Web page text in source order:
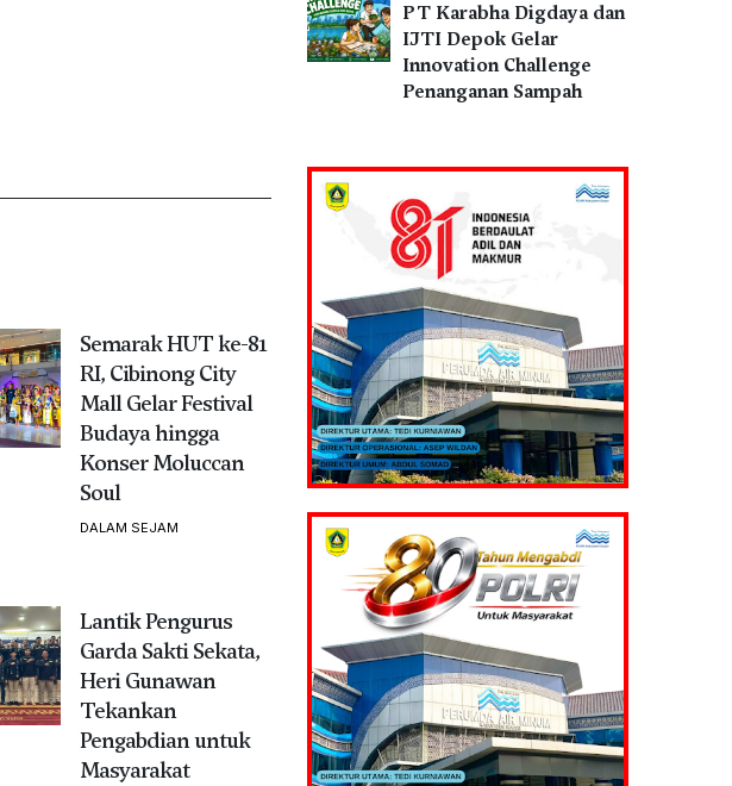
Semarak HUT ke-81
RI, Cibinong City
Mall Gelar Festival
Budaya hingga
Konser Moluccan
Soul
DALAM SEJAM
Lantik Pengurus
Garda Sakti Sekata,
Heri Gunawan
Tekankan
Pengabdian untuk
Masyarakat
PT Karabha Digdaya dan
IJTI Depok Gelar
Innovation Challenge
Penanganan Sampah